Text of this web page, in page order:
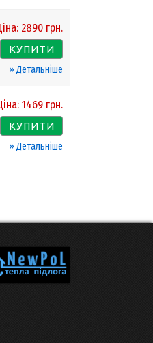
2890 грн.
КУПИТИ
» Детальніше
1469 грн.
КУПИТИ
» Детальніше